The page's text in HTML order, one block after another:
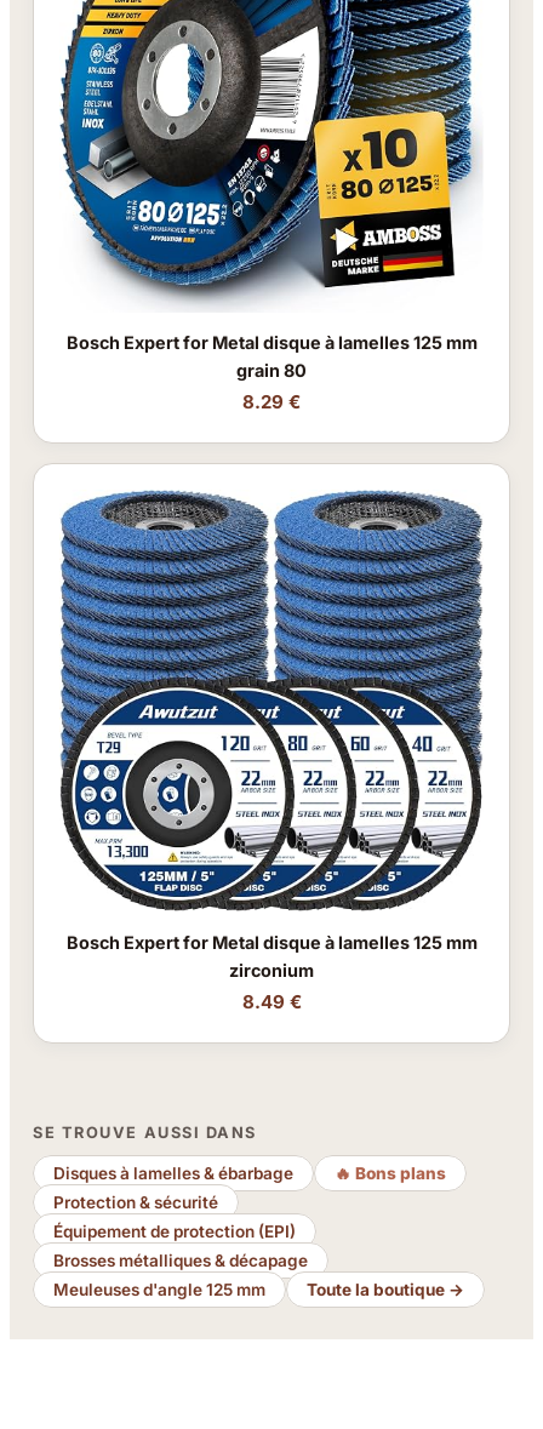
Bosch Expert for Metal disque à lamelles 125 mm
grain 80
8.29 €
Bosch Expert for Metal disque à lamelles 125 mm
zirconium
8.49 €
SE TROUVE AUSSI DANS
Disques à lamelles & ébarbage
🔥 Bons plans
Protection & sécurité
Équipement de protection (EPI)
Brosses métalliques & décapage
Meuleuses d'angle 125 mm
Toute la boutique →